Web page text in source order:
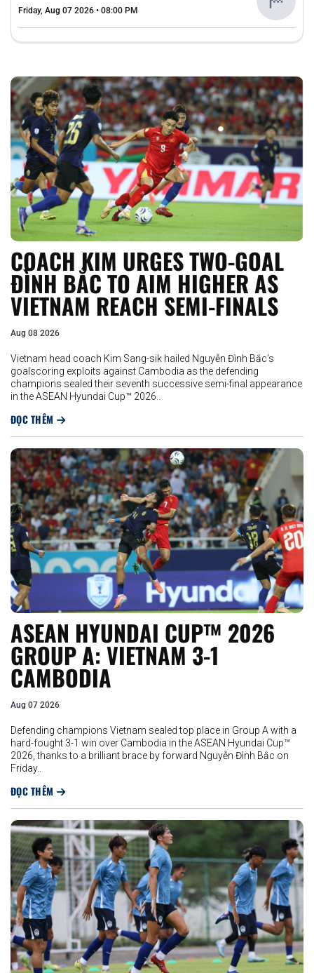
COACH KIM URGES TWO-GOAL
ĐÌNH BẮC TO AIM HIGHER AS
VIETNAM REACH SEMI-FINALS
Aug 08 2026
Vietnam head coach Kim Sang-sik hailed Nguyễn Đình Bắc’s
goalscoring exploits against Cambodia as the defending
champions sealed their seventh successive semi-final appearance
in the ASEAN Hyundai Cup™ 2026..
ĐỌC THÊM
ASEAN HYUNDAI CUP™ 2026
GROUP A: VIETNAM 3-1
CAMBODIA
Aug 07 2026
Defending champions Vietnam sealed top place in Group A with a
hard-fought 3-1 win over Cambodia in the ASEAN Hyundai Cup™
2026, thanks to a brilliant brace by forward Nguyễn Đình Bắc on
Friday..
ĐỌC THÊM
Friday, Aug 07 2026 • 08:00 PM